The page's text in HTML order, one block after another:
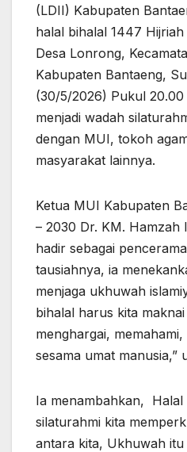
(LDII) Kabupaten
halal bihalal 1447
Desa Lonrong,
Kabupaten Bantaeng,
(30/5/2026) Pukul 20.00
menjadi wadah
dengan MUI, tokoh
masyarakat lainnya.
Ketua MUI Kabupaten
– 2030 Dr. KM. Hamzah
hadir sebagai
tausiahnya, ia
menjaga ukhuwah
bihalal harus kita
menghargai,
sesama umat manusia,”
Ia menambahkan, Halal
silaturahmi kita
antara kita, Ukhuwah